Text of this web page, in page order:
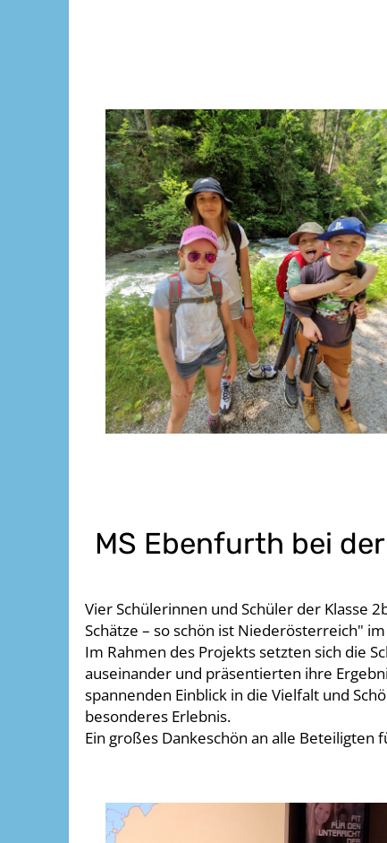
MS Ebenfurth bei
Vier Schülerinnen und Schüler der Klasse
Schätze – so schön ist Niederösterreich"
Im Rahmen des Projekts setzten sich die
auseinander und präsentierten ihre
spannenden Einblick in die Vielfalt und
besonderes Erlebnis.
Ein großes Dankeschön an alle Beteiligten